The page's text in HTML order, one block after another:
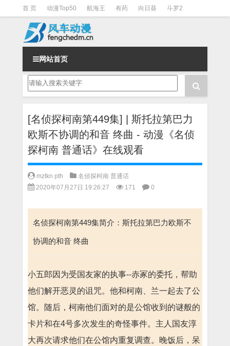
首 页 动漫Top50 航海王 有药 向日葵 斗罗2
斗罗3 火影 一拳超人
网站首页
[名侦探柯南第449集] | 斯托拉第巴力
欧斯不协调的和音 终曲 - 动漫《名侦
探柯南 普通话》在线观看
mztkn pth
名侦探柯南 普通话
2020年07月27日 19:26:27
171 0
名侦探柯南第449集简介：斯托拉第巴力欧斯不
协调的和音 终曲
小五郎因为受国友家的执事--赤冢的委托，帮助
他们解开恶灵的诅咒。他和柯南、兰一起去了公
馆。随后，柯南他们面对的是公馆收到的谜般的
卡片和在4号多次发生的奇怪事件。主人国友淳
大再次请求他们在公馆内重复调查。晚饭后，呆